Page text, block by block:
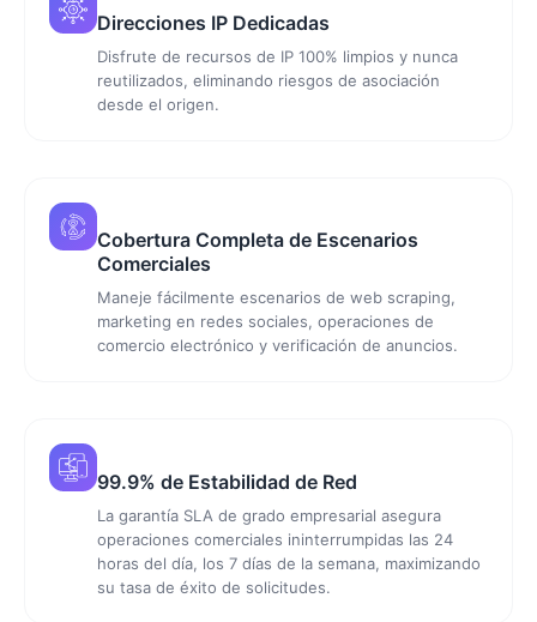
Direcciones IP Dedicadas
Disfrute de recursos de IP 100% limpios y nunca
reutilizados, eliminando riesgos de asociación
desde el origen.
Cobertura Completa de Escenarios
Comerciales
Maneje fácilmente escenarios de web scraping,
marketing en redes sociales, operaciones de
comercio electrónico y verificación de anuncios.
99.9% de Estabilidad de Red
La garantía SLA de grado empresarial asegura
operaciones comerciales ininterrumpidas las 24
horas del día, los 7 días de la semana, maximizando
su tasa de éxito de solicitudes.